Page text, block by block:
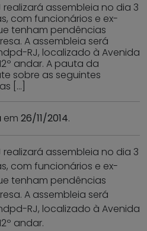
assembleia no dia 3
com funcionários e ex-
tenham pendências
A assembleia será
RJ, localizado à Avenida
andar. A pauta da
sobre as seguintes
[…]
em 26/11/2014.
assembleia no dia 3
com funcionários e ex-
tenham pendências
A assembleia será
RJ, localizado à Avenida
andar.